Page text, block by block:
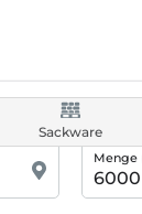
Sackware
Menge